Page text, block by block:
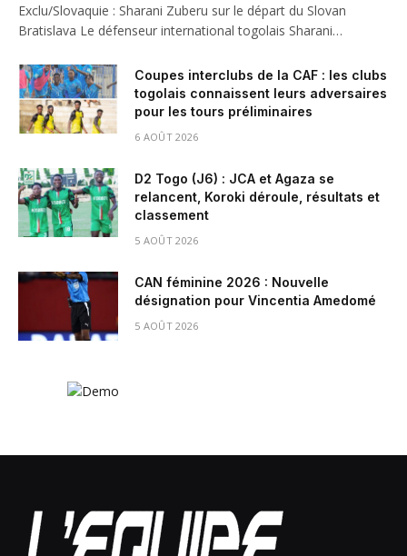
Exclu/Slovaquie : Sharani Zuberu sur le départ du Slovan
Bratislava Le défenseur international togolais Sharani…
Coupes interclubs de la CAF : les clubs
togolais connaissent leurs adversaires
pour les tours préliminaires
6 AOÛT 2026
D2 Togo (J6) : JCA et Agaza se
relancent, Koroki déroule, résultats et
classement
5 AOÛT 2026
CAN féminine 2026 : Nouvelle
désignation pour Vincentia Amedomé
5 AOÛT 2026